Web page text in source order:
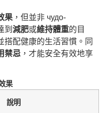
果 ，但並非 чудо-
到 減肥或維持體重的目
搭配健康的生活習慣。同
禁忌 ，才能安全有效地享
果
說明